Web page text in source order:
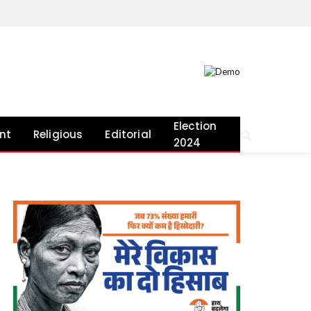
Religious Editorial
Election
2024